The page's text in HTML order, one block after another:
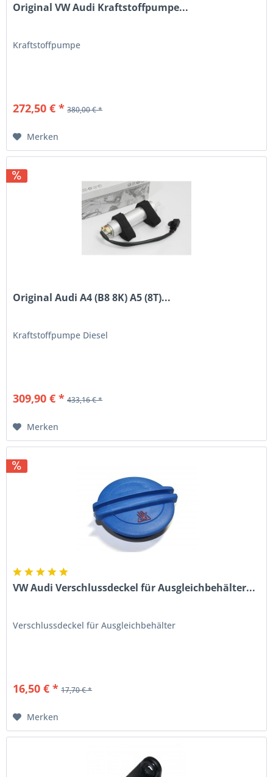
Original VW Audi Kraftstoffpumpe...
Kraftstoffpumpe
272,50 € * 380,00 € *
Merken
Original Audi A4 (B8 8K) A5 (8T)...
Kraftstoffpumpe Diesel
309,90 € * 433,16 € *
Merken
VW Audi Verschlussdeckel für Ausgleichbehälter...
Verschlussdeckel für Ausgleichbehälter
16,50 € * 17,70 € *
Merken